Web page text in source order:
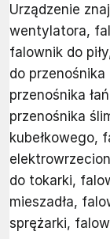
Urządzenie
wentylatora,
falownik do
do
przenośnika
przenośnika
kubełkowego,
do tokarki,
mieszadła,
sprężarki,